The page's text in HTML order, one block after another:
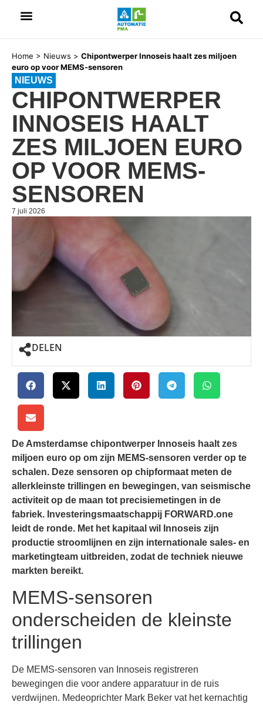
Home > Nieuws > Chipontwerper Innoseis haalt zes miljoen
euro op voor MEMS-sensoren
NIEUWS
CHIPONTWERPER
INNOSEIS HAALT
ZES MILJOEN EURO
OP VOOR MEMS-
SENSOREN
7 juli 2026
DELEN
De Amsterdamse chipontwerper Innoseis haalt zes
miljoen euro op om zijn MEMS-sensoren verder op te
schalen. Deze sensoren op chipformaat meten de
allerkleinste trillingen en bewegingen, van seismische
activiteit op de maan tot precisiemetingen in de
fabriek. Investeringsmaatschappij FORWARD.one
leidt de ronde. Met het kapitaal wil Innoseis zijn
productie stroomlijnen en zijn internationale sales- en
marketingteam uitbreiden, zodat de techniek nieuwe
markten bereikt.
MEMS-sensoren
onderscheiden de kleinste
trillingen
De MEMS-sensoren van Innoseis registreren
bewegingen die voor andere apparatuur in de ruis
verdwijnen. Medeoprichter Mark Beker vat het kernachtig